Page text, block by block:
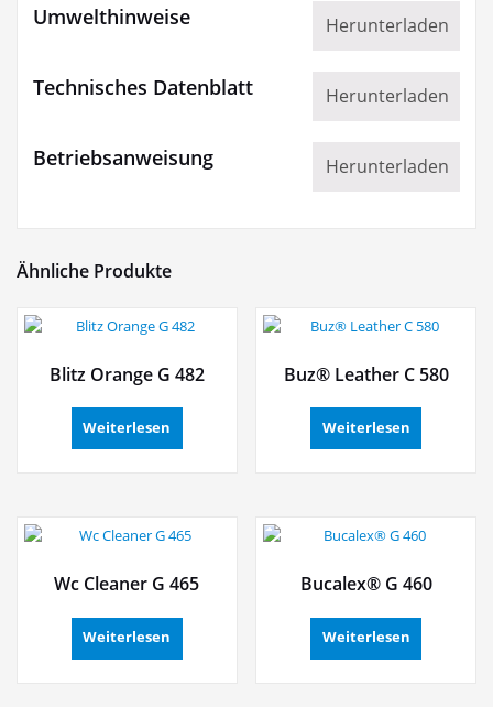
Umwelthinweise Herunterladen
Technisches Datenblatt Herunterladen
Betriebsanweisung Herunterladen
Ähnliche Produkte
Blitz Orange G 482
Weiterlesen
Buz® Leather C 580
Weiterlesen
Wc Cleaner G 465
Weiterlesen
Bucalex® G 460
Weiterlesen